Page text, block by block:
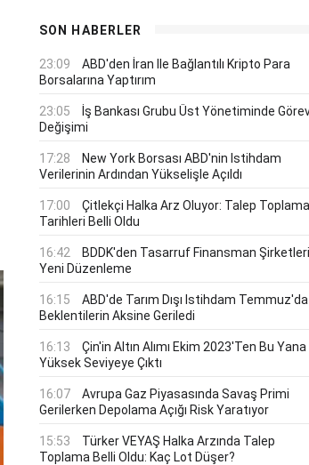
SON HABERLER
23:09
ABD'den İran Ile Bağlantılı Kripto Para
Borsalarına Yaptırım
23:05
İş Bankası Grubu Üst Yönetiminde
Değişimi
17:28
New York Borsası ABD'nin Istihdam
Verilerinin Ardından Yükselişle Açıldı
17:00
Çitlekçi Halka Arz Oluyor: Talep Toplama
Tarihleri Belli Oldu
16:42
BDDK'den Tasarruf Finansman
Yeni Düzenleme
16:15
ABD'de Tarım Dışı Istihdam Temmuz'da
Beklentilerin Aksine Geriledi
16:13
Çin'in Altın Alımı Ekim 2023'ten Bu Yana
Yüksek Seviyeye Çıktı
16:07
Avrupa Gaz Piyasasında Savaş Primi
Gerilerken Depolama Açığı Risk Yaratıyor
15:53
Türker VEYAŞ Halka Arzında Talep
Toplama Belli Oldu: Kaç Lot Düşer?